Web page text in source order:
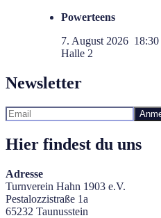
Powerteens
7. August 2026 18:30
Halle 2
Newsletter
Hier findest du uns
Adresse
Turnverein Hahn 1903 e.V.
Pestalozzistraße 1a
65232 Taunusstein